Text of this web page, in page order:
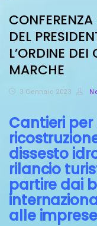
DEL
L’ORDINE DEI
MARCHE
3 Gennaio 2023
Cantieri
dissesto
rilancio
partire dai
alle